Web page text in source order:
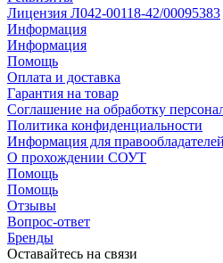
Лицензия Л042-00118-42/00095383
Информация
Информация
Помощь
Оплата и доставка
Гарантия на товар
Соглашение на обработку
Политика конфиденциальности
Информация для правообладателей
О прохождении СОУТ
Помощь
Помощь
Отзывы
Вопрос-ответ
Бренды
Оставайтесь на связи